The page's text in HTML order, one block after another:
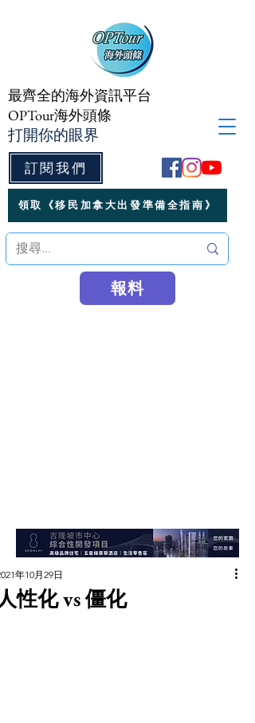
訂閱我們
最齊全的海外資訊平台
OPTour海外頭條
打開你的眼界
領取《移民加拿大出發準備全指南》
報料
性化 vs 僵化
年10月29日